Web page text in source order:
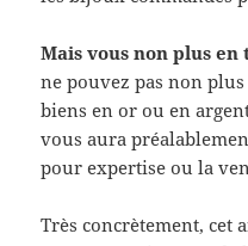
Mais vous non plus
ne pouvez pas non
biens en or ou en
vous aura
pour expertise ou la
Très concrètement, cet